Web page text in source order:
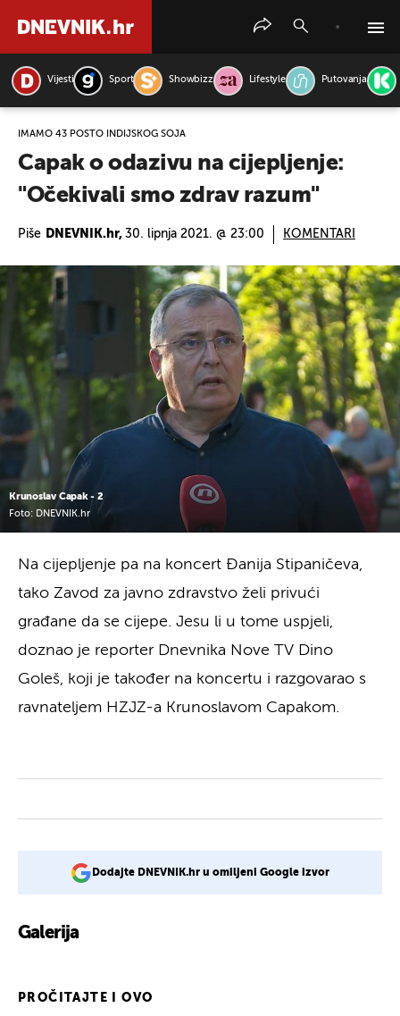
Vijesti Sport Showbizz Lifestyle Putovanja
IMAMO 43 POSTO INDIJSKOG SOJA
Capak o odazivu na cijepljenje:
"Očekivali smo zdrav razum"
Piše DNEVNIK.hr, 30. lipnja 2021. @ 23:00 KOMENTARI
Krunoslav Capak - 2
Foto: DNEVNIK.hr
Na cijepljenje pa na koncert Đanija Stipaničeva,
tako Zavod za javno zdravstvo želi privući
građane da se cijepe. Jesu li u tome uspjeli,
doznao je reporter Dnevnika Nove TV Dino
Goleš, koji je također na koncertu i razgovarao s
ravnateljem HZJZ-a Krunoslavom Capakom.
Dodajte DNEVNIK.hr u omiljeni Google izvor
Galerija
PROČITAJTE I OVO
PRETRAŽITE VIJESTI